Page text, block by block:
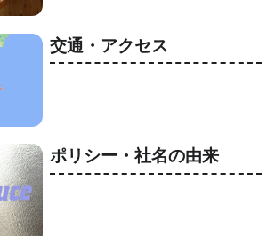
交通・アクセス
ポリシー・社名の由来